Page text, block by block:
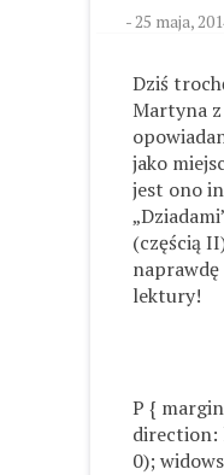
-25 maja,
Dziś
Martyna z
jako
jest ono
(częścią
naprawdę
lektury!
P {
direction:
0);